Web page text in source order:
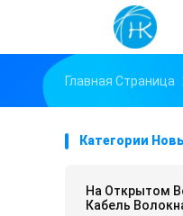
Главная Страница
Категории
На Открытом
Кабель